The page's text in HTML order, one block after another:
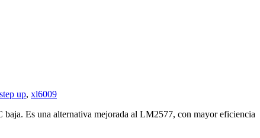
step up, xl6009
Es una alternativa mejorada al LM2577, con mayor eficiencia